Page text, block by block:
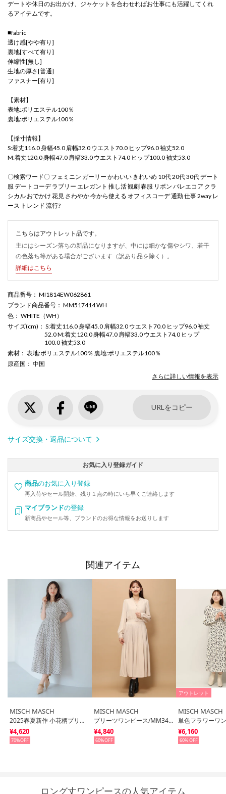
デートや休日のお出かけ、ジャケットを合わせればお仕事にも活躍してくれ
るアイテムです。
■fabric
透け感[やや有り]
裏地[すべて有り]
伸縮性[無し]
生地の厚さ[普通]
ファスナー[有り]
【素材】
表地:ポリエステル100％
裏地:ポリエステル100％
【採寸情報】
S:着丈116.0 身幅45.0 肩幅32.0 ウエスト70.0 ヒップ96.0 袖丈52.0
M:着丈120.0 身幅47.0 肩幅33.0 ウエスト74.0 ヒップ100.0 袖丈53.0
〇検索ワード〇 フェミニン ガーリー かわいい きれいめ 10代 20代 30代 デート
服 デートコーデ ラブリー エレガント 推し活 観劇 春服 リボン バレエコア クラ
シカル おでかけ 花見 さわやか 今から使える オフィスコーデ 通勤 仕事 2way レ
ース トレンド 流行?
こちらはアウトレット品です。
主にはシーズン落ちの新品になりますが、中には細かな傷やシワ、若干
の色落ち等がある場合がございます（訳あり品を除く）。
詳細はこちら
商品番号 ： MI1814EW062861
ブランド商品番号 ： MM517414 WH
色 ： WHITE（WH）
サイズ(cm) ： S:着丈116.0 身幅45.0 肩幅32.0 ウエスト70.0 ヒップ96.0 袖丈
52.0 M:着丈120.0 身幅47.0 肩幅33.0 ウエスト74.0 ヒップ
100.0 袖丈53.0
素材 ： 表地:ポリエステル100％ 裏地:ポリエステル100％
原産国 ： 中国
さらに詳しい情報を表示
URLをコピー
サイズ交換・返品について
お気に入り登録ガイド
商品のお気に入り登録
再入荷やセール開始、残り１点の時にいち早くご連絡します
マイブランドの登録
新商品やセール等、ブランドのお得な情報をお送りします
関連アイテム
MISCH MASCH
2025春夏新作 小花柄プリーツワンピース/MM517416 （WHITE）
¥4,620
70%
MISCH MASCH
プリーツワンピース/MM347411 （BEIGE）
¥4,840
60%
アウトレット
MISCH MASCH
¥6,160
60%
ロング丈ワンピースの人気アイテム